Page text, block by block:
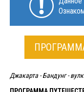
Джакарта - Бандунг -